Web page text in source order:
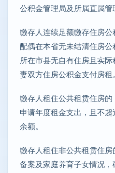
公积金管理局及所属直属管
缴存人连续足额缴存住房
配偶在本省无未结清住房
所在市县无自有住房且实
妻双方住房公积金支付房租。
缴存人租住公共租赁住房
申请年度租金支出，且不
余额。
缴存人租住非公共租赁住
备案及家庭养育子女情况，